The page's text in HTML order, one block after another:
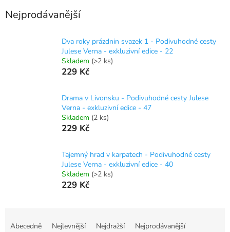
Nejprodávanější
Dva roky prázdnin svazek 1 - Podivuhodné cesty
Julese Verna - exkluzivní edice - 22
Skladem (>2 ks)
229 Kč
Drama v Livonsku - Podivuhodné cesty Julese
Verna - exkluzivní edice - 47
Skladem (2 ks)
229 Kč
Tajemný hrad v karpatech - Podivuhodné cesty
Julese Verna - exkluzivní edice - 40
Skladem (>2 ks)
229 Kč
Abecedně Nejlevnější Nejdražší Nejprodávanější